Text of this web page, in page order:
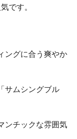
です。
ングに合う爽やか
サムシングブル
ンチックな雰囲気